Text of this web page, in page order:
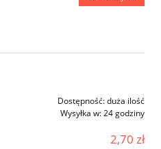
Dostępność:duża ilość
Wysyłka w:24 godziny
2,70 zł